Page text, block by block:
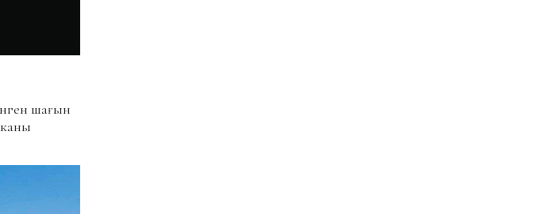
шағын